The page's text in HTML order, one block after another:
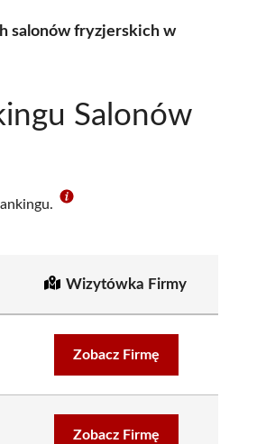
salonów fryzjerskich w
Salonów
Wizytówka Firmy
Zobacz Firmę
Zobacz Firmę